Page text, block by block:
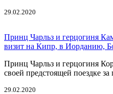
29.02.2020
Принц Чарльз и герцогиня
визит на Кипр, в Иорданию,
Принц Чарльз и герцогиня
своей предстоящей поездке за
29.02.2020